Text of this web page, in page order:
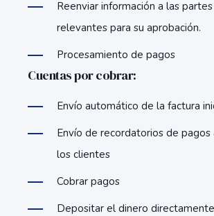
Reenviar información a las
relevantes para su aprobación.
Procesamiento de pagos
Cuentas por cobrar:
Envío automático de la factura
Envío de recordatorios de pagos
los clientes
Cobrar pagos
Depositar el dinero